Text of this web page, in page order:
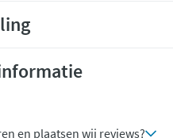
en plaatsen wij reviews?